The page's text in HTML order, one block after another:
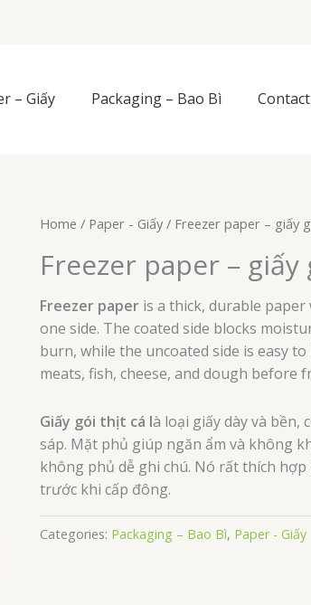
– Giấy Packaging – Bao Bì
Home / Paper - Giấy/ Freezer paper – giấy
Freezer paper –
Freezer paper is a thick, durable
one side. The coated side blocks
burn, while the uncoated side is easy
meats, fish, cheese, and dough before
Giấy gói thịt cá là loại giấy dày và bền,
sáp. Mặt phủ giúp ngăn ẩm và không
không phủ dễ ghi chú. Nó rất thích
trước khi cấp đông.
Categories: Packaging – Bao Bì, Paper - Giấy